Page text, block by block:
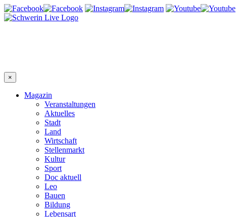
×
Magazin
Veranstaltungen
Aktuelles
Stadt
Land
Wirtschaft
Stellenmarkt
Kultur
Sport
Doc aktuell
Leo
Bauen
Bildung
Lebensart